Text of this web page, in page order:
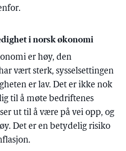
i norsk økonomi
er høy, den
vært sterk, sysselsettingen
er lav. Det er ikke nok
til å møte bedriftenes
ut til å være på vei opp, og
Det er en betydelig risiko